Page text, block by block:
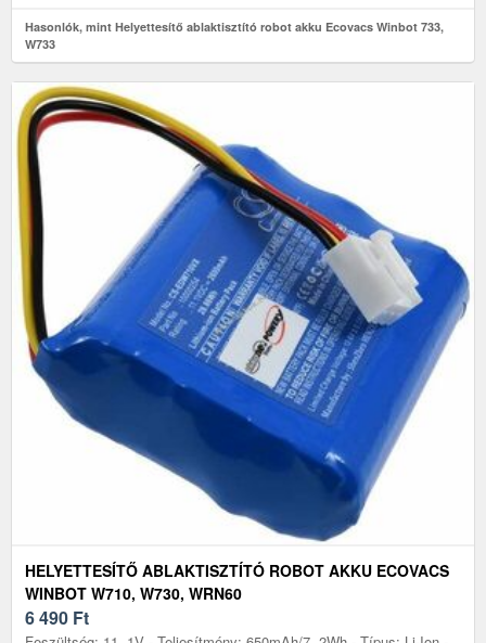
Hasonlók, mint Helyettesítő ablaktisztító robot akku Ecovacs Winbot 733,
W733
HELYETTESÍTŐ ABLAKTISZTÍTÓ ROBOT AKKU ECOVACS
WINBOT W710, W730, WRN60
6 490 Ft